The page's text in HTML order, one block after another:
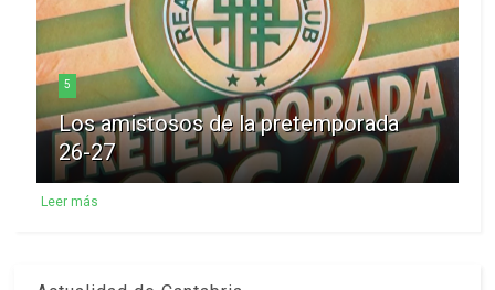
5
Los amistosos de la pretemporada
26-27
Leer más